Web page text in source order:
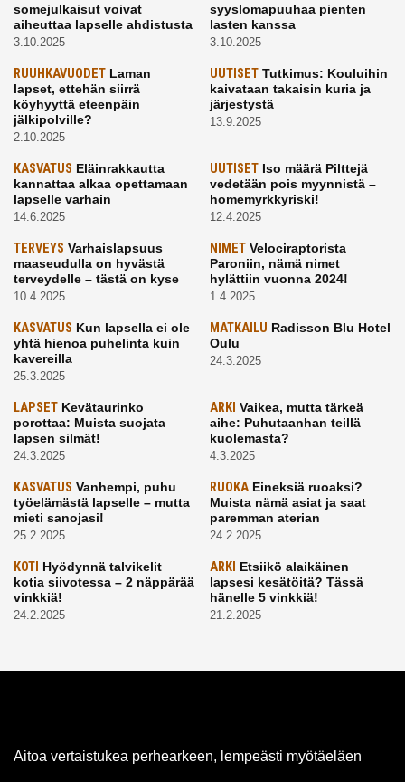
somejulkaisut voivat
aiheuttaa lapselle ahdistusta
3.10.2025
syyslomapuuhaa pienten
lasten kanssa
3.10.2025
RUUHKAVUODET Laman
lapset, ettehän siirrä
köyhyyttä eteenpäin
jälkipolville?
2.10.2025
UUTISETTutkimus: Kouluihin
kaivataan takaisin kuria ja
järjestystä
13.9.2025
KASVATUS Eläinrakkautta
kannattaa alkaa opettamaan
lapselle varhain
14.6.2025
UUTISETIso määrä Pilttejä
vedetään pois myynnistä –
homemyrkkyriski!
12.4.2025
TERVEYS Varhaislapsuus
maaseudulla on hyvästä
terveydelle – tästä on kyse
10.4.2025
NIMETVelociraptorista
Paroniin, nämä nimet
hylättiin vuonna 2024!
1.4.2025
KASVATUS Kun lapsella ei ole
yhtä hienoa puhelinta kuin
kavereilla
25.3.2025
MATKAILU Radisson Blu Hotel
Oulu
24.3.2025
LAPSET Kevätaurinko
porottaa: Muista suojata
lapsen silmät!
24.3.2025
ARKI Vaikea, mutta tärkeä
aihe: Puhutaanhan teillä
kuolemasta?
4.3.2025
KASVATUS Vanhempi, puhu
työelämästä lapselle – mutta
mieti sanojasi!
25.2.2025
RUOKAEineksiä ruoaksi?
Muista nämä asiat ja saat
paremman aterian
24.2.2025
KOTI Hyödynnä talvikelit
kotia siivotessa – 2 näppärää
vinkkiä!
24.2.2025
ARKI Etsiikö alaikäinen
lapsesi kesätöitä? Tässä
hänelle 5 vinkkiä!
21.2.2025
Aitoa vertaistukea perhearkeen, lempeästi myötäeläen